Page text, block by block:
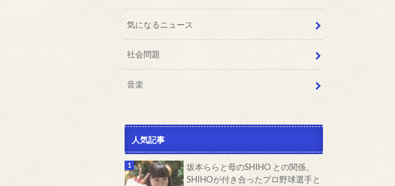
気になるニュース
社会問題
音楽
人気記事
坂本ららと母のSHIHO との関係、
SHIHOが付き合ったプロ野球選手と